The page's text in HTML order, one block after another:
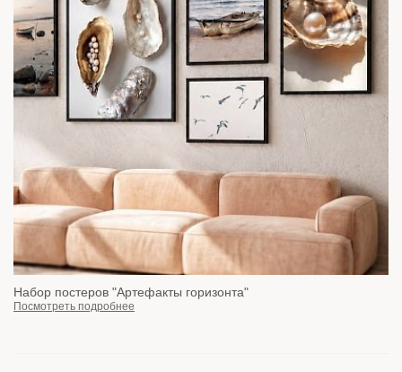
Набор постеров "Артефакты горизонта"
Посмотреть подробнее